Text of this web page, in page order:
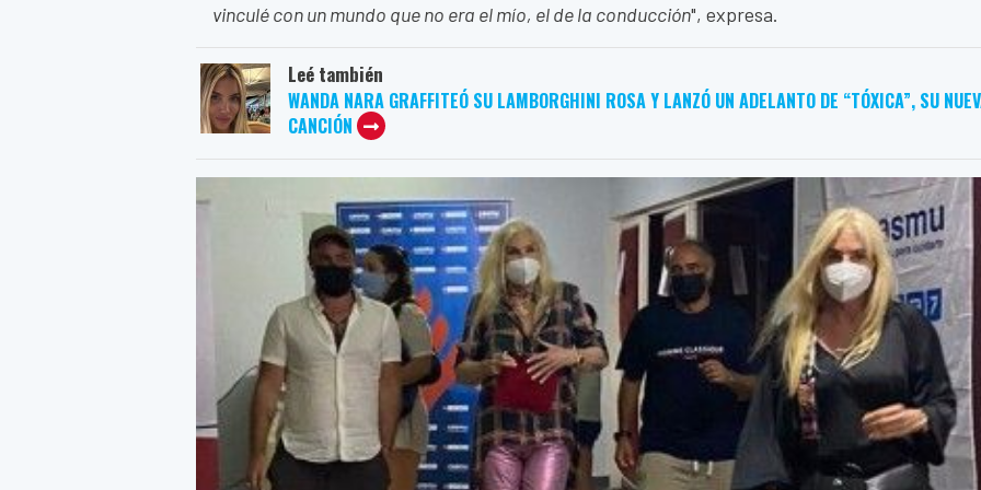
vinculé con un mundo que no era el mío, el de la conducción", expresa.
Leé también
WANDA NARA GRAFFITEÓ SU LAMBORGHINI ROSA Y LANZÓ UN ADELANTO DE “TÓXICA”, SU
CANCIÓN